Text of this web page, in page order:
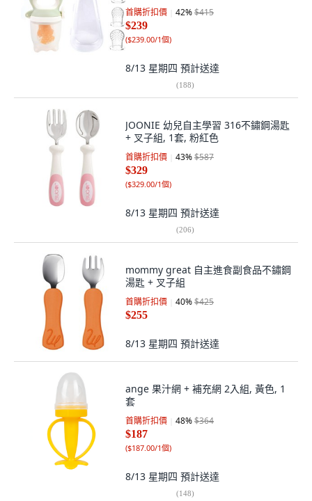
首購折扣價 42%$415
$239
($239.00/1個)
8/13 星期四 預計送達
(188)
JOONIE 幼兒自主學習 316不鏽鋼湯匙
+ 叉子組, 1套, 粉紅色
首購折扣價 43%$587
$329
($329.00/1個)
8/13 星期四 預計送達
(206)
mommy great 自主進食副食品不鏽鋼
湯匙 + 叉子組
首購折扣價 40%$425
$255
8/13 星期四 預計送達
ange 果汁網 + 補充網 2入組, 黃色, 1
套
首購折扣價 48%$364
$187
($187.00/1個)
8/13 星期四 預計送達
(148)